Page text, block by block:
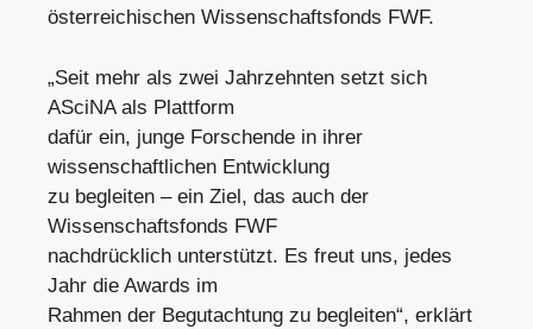
österreichischen Wissenschaftsfonds FWF.
„Seit mehr als zwei Jahrzehnten setzt sich
ASciNA als Plattform
dafür ein, junge Forschende in ihrer
wissenschaftlichen Entwicklung
zu begleiten – ein Ziel, das auch der
Wissenschaftsfonds FWF
nachdrücklich unterstützt. Es freut uns, jedes
Jahr die Awards im
Rahmen der Begutachtung zu begleiten“, erklärt